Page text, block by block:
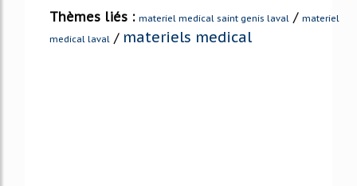
Thèmes liés : materiel medical saint genis laval / materiel
medical laval / materiels medical